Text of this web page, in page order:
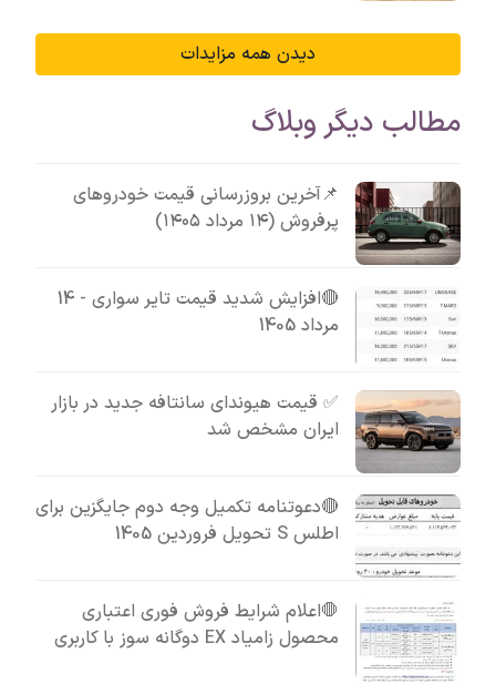
دیدن همه مزایدات
مطالب دیگر وبلاگ
📌آخرین بروزرسانی قیمت خودروهای
پرفروش (۱۴ مرداد ۱۴۰۵)
🔴افزایش شدید قیمت تایر سواری - 14
مرداد 1405
✅ قیمت هیوندای سانتافه جدید در بازار
ایران مشخص شد
🔴دعوتنامه تکمیل وجه دوم جایگزین برای
اطلس S تحویل فروردین 1405
🛑اعلام شرایط فروش فوری اعتباری
محصول زامیاد EX دوگانه سوز با کاربری